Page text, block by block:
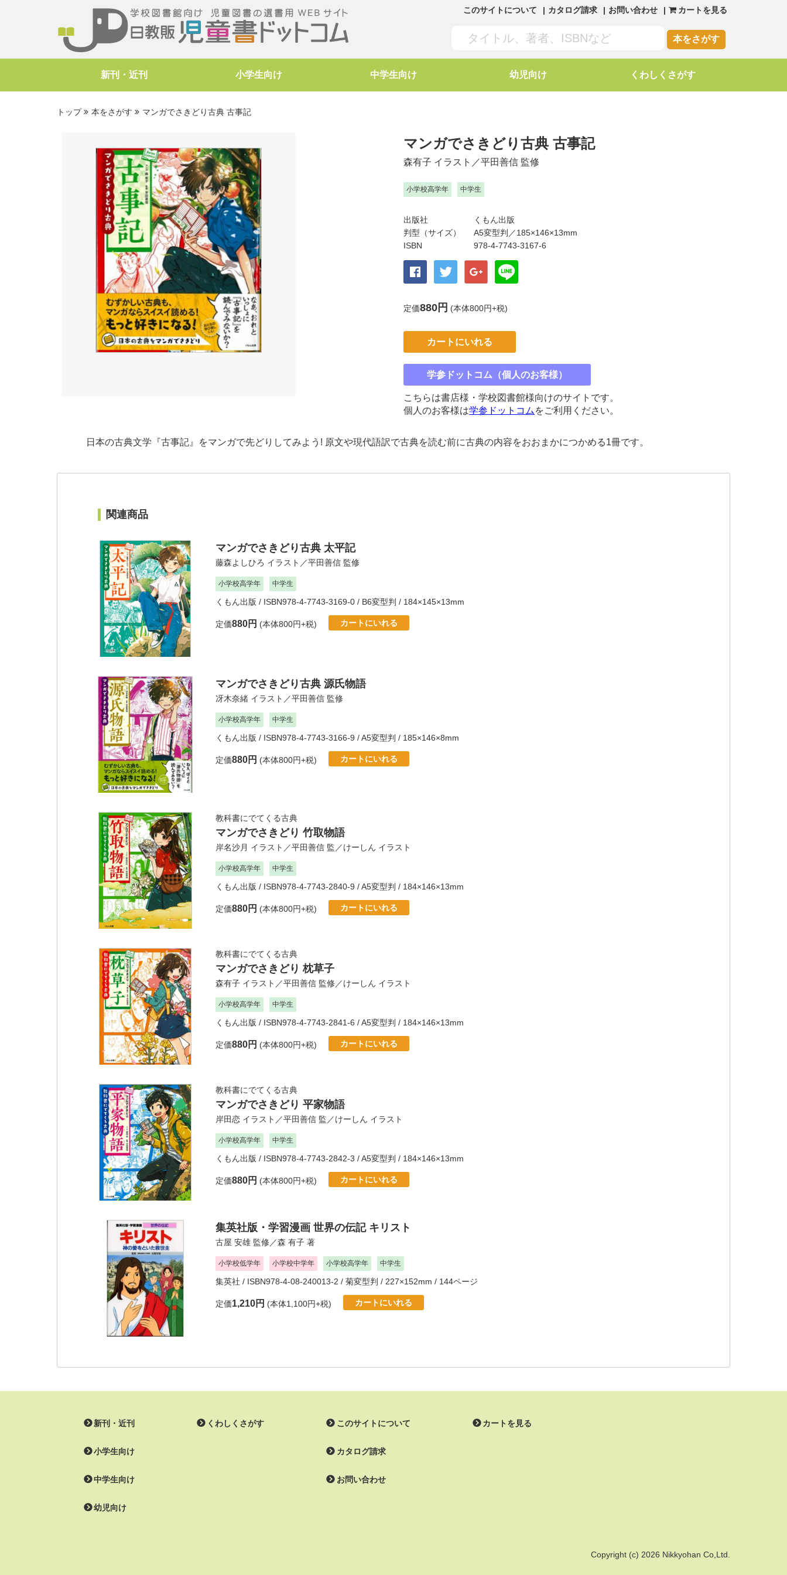
このサイトについて カタログ請求 お問い合わせ カートを見る
本をさがす
新刊・近刊 小学生向け 中学生向け 幼児向け くわしくさがす
トップ 本をさがす マンガでさきどり古典 古事記
マンガでさきどり古典 古事記
森有子 イラスト／平田善信 監修
小学校高学年 中学生
出版社
くもん出版
判型（サイズ）
A5変型判／185×146×13mm
ISBN
978-4-7743-3167-6
定価880円 (本体800円+税)
カートにいれる
学参ドットコム（個人のお客様）
こちらは書店様・学校図書館様向けのサイトです。
個人のお客様は学参ドットコム をご利用ください。
日本の古典文学『古事記』をマンガで先どりしてみよう! 原文や現代語訳で古典を読む前に古典の内容をおおまかにつかめる1冊です。
関連商品
マンガでさきどり古典 太平記
藤森よしひろ イラスト／平田善信 監修
小学校高学年 中学生
くもん出版 / ISBN978-4-7743-3169-0 / B6変型判 / 184×145×13mm
定価880円 (本体800円+税) カートにいれる
マンガでさきどり古典 源氏物語
冴木奈緒 イラスト／平田善信 監修
小学校高学年 中学生
くもん出版 / ISBN978-4-7743-3166-9 / A5変型判 / 185×146×8mm
定価880円 (本体800円+税) カートにいれる
教科書にでてくる古典
マンガでさきどり 竹取物語
岸名沙月 イラスト／平田善信 監／けーしん イラスト
小学校高学年 中学生
くもん出版 / ISBN978-4-7743-2840-9 / A5変型判 / 184×146×13mm
定価880円 (本体800円+税) カートにいれる
教科書にでてくる古典
マンガでさきどり 枕草子
森有子 イラスト／平田善信 監修／けーしん イラスト
小学校高学年 中学生
くもん出版 / ISBN978-4-7743-2841-6 / A5変型判 / 184×146×13mm
定価880円 (本体800円+税) カートにいれる
教科書にでてくる古典
マンガでさきどり 平家物語
岸田恋 イラスト／平田善信 監／けーしん イラスト
小学校高学年 中学生
くもん出版 / ISBN978-4-7743-2842-3 / A5変型判 / 184×146×13mm
定価880円 (本体800円+税) カートにいれる
集英社版・学習漫画 世界の伝記 キリスト
古屋 安雄 監修／森 有子 著
小学校低学年 小学校中学年 小学校高学年 中学生
集英社 / ISBN978-4-08-240013-2 / 菊変型判 / 227×152mm / 144ページ
定価1,210円 (本体1,100円+税) カートにいれる
新刊・近刊
小学生向け
中学生向け
幼児向け
くわしくさがす このサイトについて
カタログ請求
お問い合わせ
カートを見る
Copyright (c) 2026 Nikkyohan Co,Ltd.